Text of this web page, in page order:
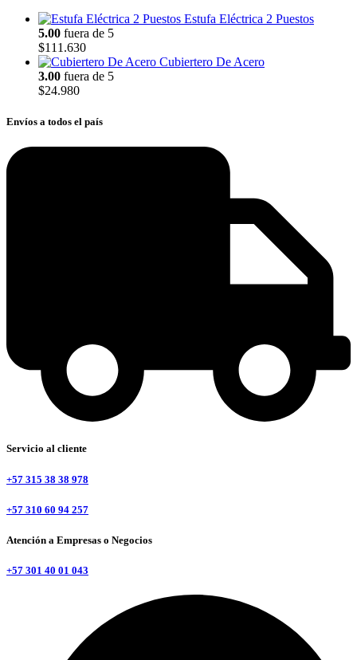
Estufa Eléctrica 2 Puestos
5.00 fuera de 5
$111.630
Cubiertero De Acero
3.00 fuera de 5
$24.980
Envíos a todos el país
Servicio al cliente
+57 315 38 38 978
+57 310 60 94 257
Atención a Empresas o Negocios
+57 301 40 01 043